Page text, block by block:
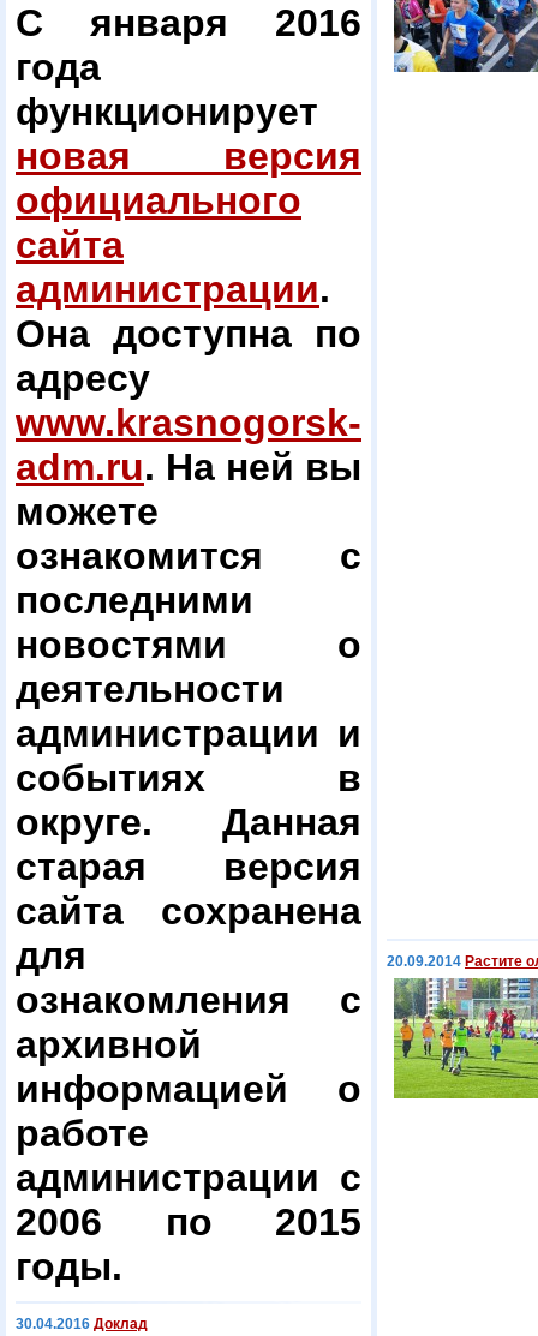
С января 2016
года
функционирует
новая версия
официального
сайта
администрации.
Она доступна по
адресу
www.krasnogorsk-
adm.ru. На ней вы
можете
ознакомится с
последними
новостями о
деятельности
администрации и
событиях в
округе. Данная
старая версия
сайта сохранена
для
ознакомления с
архивной
информацией о
работе
администрации с
2006 по 2015
годы.
30.04.2016 Доклад
20.09.2014 Растите